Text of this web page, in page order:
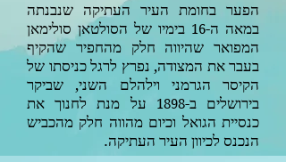
הפער בחומת העיר העתיקה שנבנתה
במאה ה-16 בימיו של הסולטאן סולימאן
המפואר שהיווה חלק מהחפיר שהקיף
בעבר את המצודה, נפרץ לרגל כניסתו של
הקיסר הגרמני וילהלם השני, שביקר
בירושלים ב-1898
על מנת לחנוך את
כנסיית הגואל וכיום מהווה חלק מהכביש
הנכנס לכיוון העיר העתיקה.